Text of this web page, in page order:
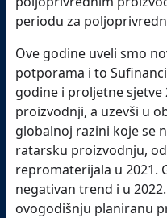
periodu za
Ove godine uveli smo
potporama i to
godine i proljetne sjetve
proizvodnji, a uzevši u
globalnoj razini koje se
ratarsku proizvodnju,
repromaterijala u 2021.
negativan trend i u
ovogodišnju planiranu